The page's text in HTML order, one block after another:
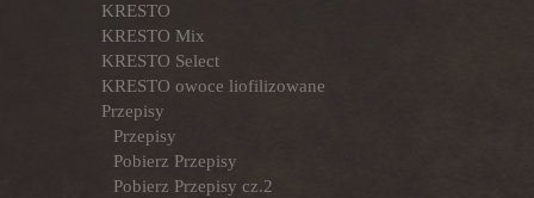
KRESTO
KRESTO Mix
KRESTO Select
KRESTO owoce liofilizowane
Przepisy
Przepisy
Pobierz Przepisy
Pobierz Przepisy cz.2